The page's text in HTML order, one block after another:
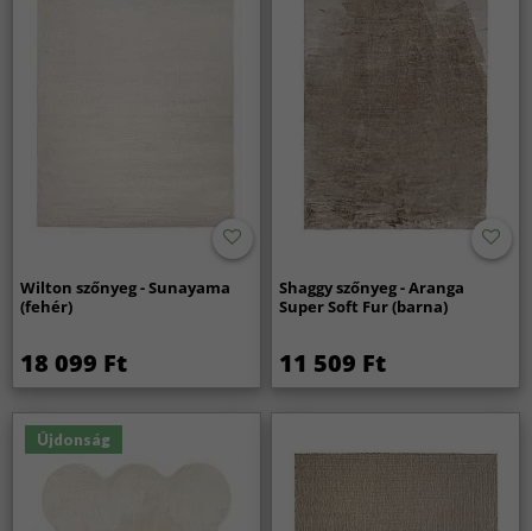
Wilton szőnyeg - Sunayama
(fehér)
18 099 Ft
Shaggy szőnyeg - Aranga
Super Soft Fur (barna)
11 509 Ft
Újdonság